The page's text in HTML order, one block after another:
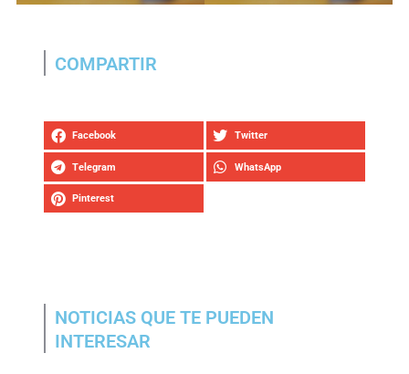
COMPARTIR
Facebook Twitter
Telegram WhatsApp
Pinterest
NOTICIAS QUE TE PUEDEN
INTERESAR